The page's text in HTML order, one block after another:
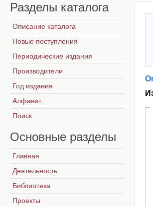
Разделы каталога
Описание каталога
Новые поступления
Периодические издания
Производители
Год издания
Алфавит
Поиск
Основные разделы
Главная
Деятельность
Библиотека
Проекты